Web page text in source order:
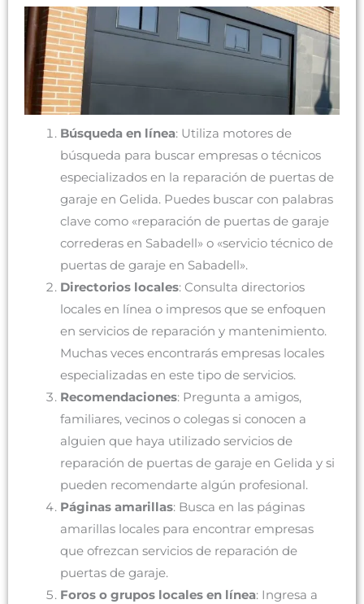
Búsqueda en línea: Utiliza motores de
búsqueda para buscar empresas o técnicos
especializados en la reparación de puertas de
garaje en Gelida. Puedes buscar con palabras
clave como «reparación de puertas de garaje
correderas en Sabadell» o «servicio técnico de
puertas de garaje en Sabadell».
Directorios locales: Consulta directorios
locales en línea o impresos que se enfoquen
en servicios de reparación y mantenimiento.
Muchas veces encontrarás empresas locales
especializadas en este tipo de servicios.
Recomendaciones: Pregunta a amigos,
familiares, vecinos o colegas si conocen a
alguien que haya utilizado servicios de
reparación de puertas de garaje en Gelida y si
pueden recomendarte algún profesional.
Páginas amarillas: Busca en las páginas
amarillas locales para encontrar empresas
que ofrezcan servicios de reparación de
puertas de garaje.
Foros o grupos locales en línea: Ingresa a